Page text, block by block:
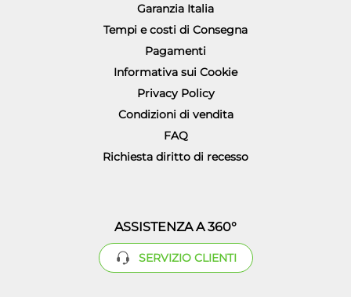
Garanzia Italia
Tempi e costi di Consegna
Pagamenti
Informativa sui Cookie
Privacy Policy
Condizioni di vendita
FAQ
Richiesta diritto di recesso
ASSISTENZA A 360°
SERVIZIO CLIENTI